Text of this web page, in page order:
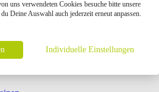
Elektrospielzeug
Sticks für Katzen
uns verwendeten Cookies besuche bitte unsere
Deine Auswahl auch jederzeit erneut anpassen.
Individuelle Einstellungen